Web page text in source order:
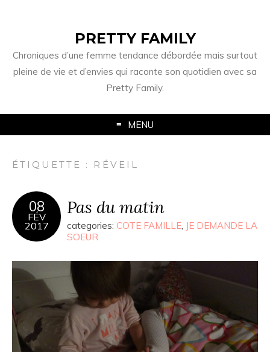
PRETTY FAMILY
Chroniques d’une femme tendance débordée mais surtout
pleine de vie et d’envies qui raconte son quotidien avec sa
Pretty Family.
MENU
ÉTIQUETTE : RÉVEIL
08
FÉV
2017
Pas du matin
categories: COTE FAMILLE, JE DEMANDE LA
SOEUR